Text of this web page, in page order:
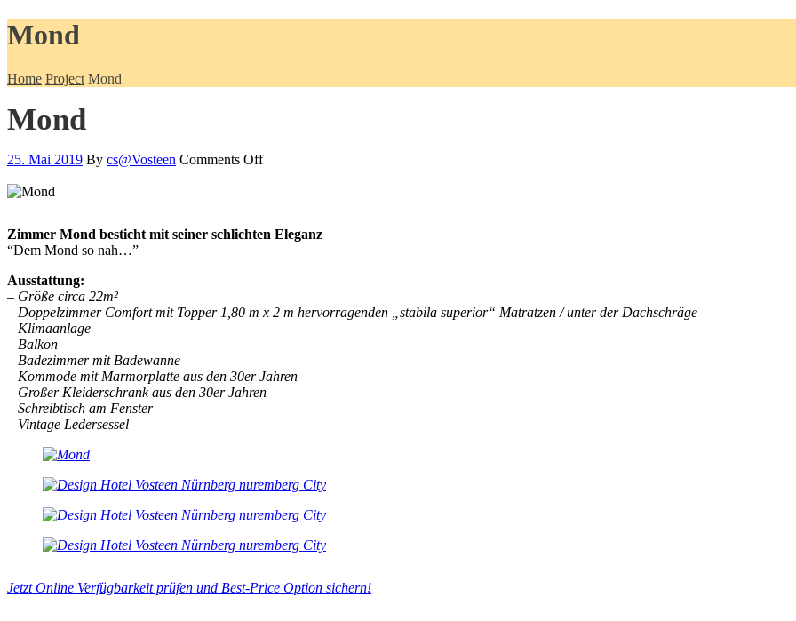
Mond
Home Project Mond
Mond
25. Mai 2019 By cs@Vosteen Comments Off
Zimmer Mond besticht mit seiner schlichten Eleganz
“Dem Mond so nah…”
Ausstattung:
– Größe circa 22m²
– Doppelzimmer Comfort mit Topper 1,80 m x 2 m hervorragenden „stabila superior“ Matratzen / unter der Dachschräge
– Klimaanlage
– Balkon
– Badezimmer mit Badewanne
– Kommode mit Marmorplatte aus den 30er Jahren
– Großer Kleiderschrank aus den 30er Jahren
– Schreibtisch am Fenster
– Vintage Ledersessel
Jetzt Online Verfügbarkeit prüfen und Best-Price Option sichern!